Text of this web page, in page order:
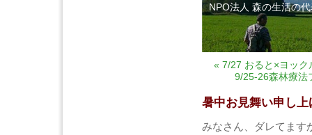
NPO法人 森の生活の
« 7/27 おると×ヨック
9/25-26森林療
暑中お見舞い申し上
みなさん、ダレてます